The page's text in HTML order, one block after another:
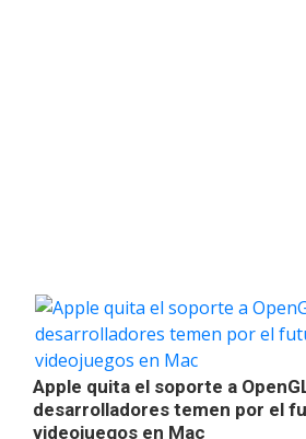
Apple quita el soporte a
desarrolladores temen por el
videojuegos en Mac